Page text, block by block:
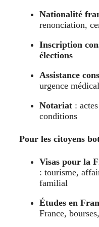
Nationalité
renonciation,
Inscription
élections
Assistance
urgence
Notariat :
conditions
Pour les citoyens
Visas pour la
: tourisme,
familial
Études en
France,